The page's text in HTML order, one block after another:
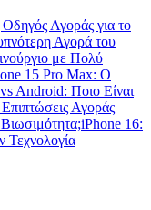
Αγοράς για το
Αγορά του
με Πολύ
15 Pro Max: Ο
Android: Ποιο Είναι
Αγοράς
iPhone 16:
Τεχνολογία